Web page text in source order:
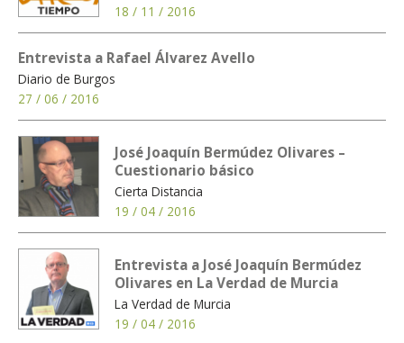
18 / 11 / 2016
Entrevista a Rafael Álvarez Avello
Diario de Burgos
27 / 06 / 2016
José Joaquín Bermúdez Olivares –
Cuestionario básico
Cierta Distancia
19 / 04 / 2016
Entrevista a José Joaquín Bermúdez
Olivares en La Verdad de Murcia
La Verdad de Murcia
19 / 04 / 2016